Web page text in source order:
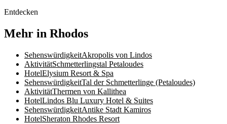
Entdecken
Mehr in Rhodos
SehenswürdigkeitAkropolis von Lindos
AktivitätSchmetterlingstal Petaloudes
HotelElysium Resort & Spa
SehenswürdigkeitTal der Schmetterlinge (Petaloudes)
AktivitätThermen von Kallithea
HotelLindos Blu Luxury Hotel & Suites
SehenswürdigkeitAntike Stadt Kamiros
HotelSheraton Rhodes Resort